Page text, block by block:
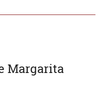
Margarita